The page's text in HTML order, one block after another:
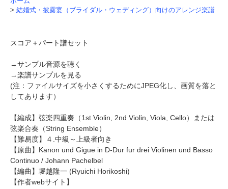
> 結婚式・披露宴（ブライダル・ウェディング）向けのアレンジ楽譜
スコア＋パート譜セット
→サンプル音源を聴く
→楽譜サンプルを見る
(注：ファイルサイズを小さくするためにJPEG化し、画質を落と
してあります）
【編成】 弦楽四重奏 （1st Violin, 2nd Violin, Viola, Cello）または
弦楽合奏 （String Ensemble）
【難易度】４.中級～上級者向き
【原曲】 Kanon und Gigue in D-Dur fur drei Violinen und Basso
Continuo / Johann Pachelbel
【編曲】 堀越隆一 (Ryuichi Horikoshi)
【作者webサイト】